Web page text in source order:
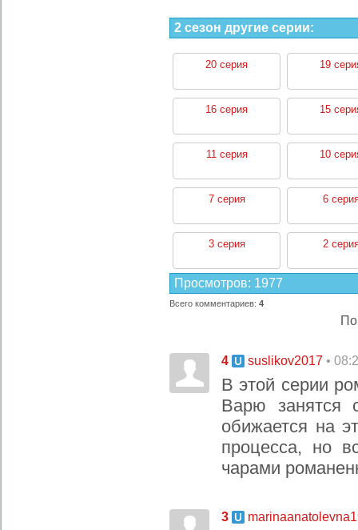
2 сезон другие серии:
20 серия 19
16 серия 15
11 серия 10
7 серия 6
3 серия 2
Просмотров: 1977
Всего комментариев: 4
4 suslikov2017 •
В этой серии
Варю занятся
обижается на
процесса, но
чарами
3